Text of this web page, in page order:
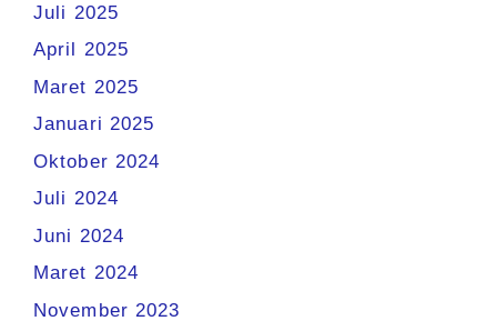
Juli 2025
April 2025
Maret 2025
Januari 2025
Oktober 2024
Juli 2024
Juni 2024
Maret 2024
November 2023